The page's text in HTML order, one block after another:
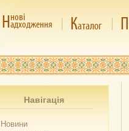
Ннові
адходження Каталог П
Навігація
Новини